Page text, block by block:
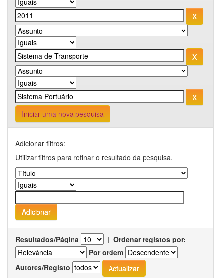
Iniciar uma nova pesquisa
Adicionar filtros:
Utilizar filtros para refinar o resultado da pesquisa.
Resultados/Página | Ordenar registos por:
Por ordem
Autores/Registo